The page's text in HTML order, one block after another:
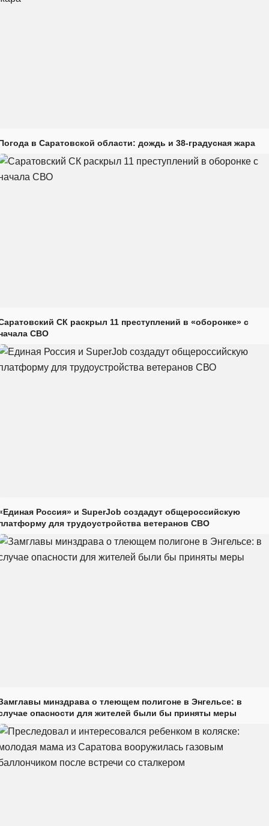
в Саратовской области: дождь и 38-градусная жара
СК раскрыл 11 преступлений в «оборонке» с
СВО
Россия» и SuperJob создадут общероссийскую
для трудоустройства ветеранов СВО
минздрава о тлеющем полигоне в Энгельсе: в
опасности для жителей были бы приняты меры